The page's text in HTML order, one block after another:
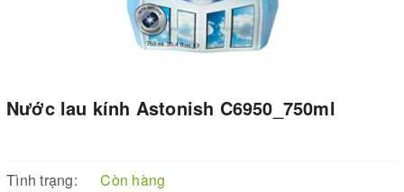
Nước lau kính Astonish C6950_750ml
Tình trạng:
Còn hàng